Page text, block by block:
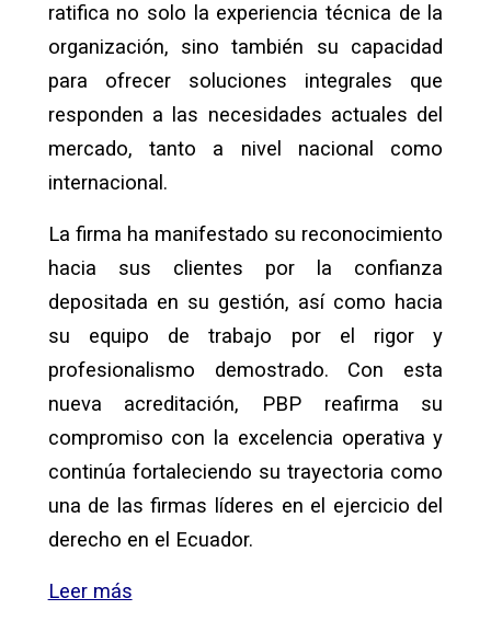
ratifica no solo la experiencia técnica de la
organización, sino también su capacidad
para ofrecer soluciones integrales que
responden a las necesidades actuales del
mercado, tanto a nivel nacional como
internacional.
La firma ha manifestado su reconocimiento
hacia sus clientes por la confianza
depositada en su gestión, así como hacia
su equipo de trabajo por el rigor y
profesionalismo demostrado. Con esta
nueva acreditación, PBP reafirma su
compromiso con la excelencia operativa y
continúa fortaleciendo su trayectoria como
una de las firmas líderes en el ejercicio del
derecho en el Ecuador.
Leer más